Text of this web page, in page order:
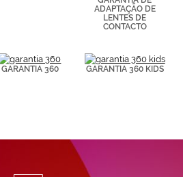
ADAPTAÇÃO DE
LENTES DE
CONTACTO
GARANTIA 360 GARANTIA 360 KIDS